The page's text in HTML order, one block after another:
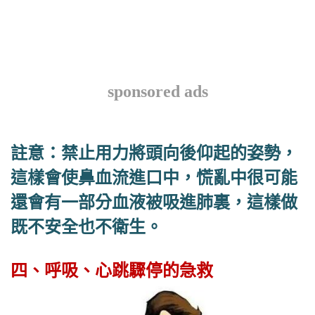
sponsored ads
註意：禁止用力將頭向後仰起的姿勢，
這樣會使鼻血流進口中，慌亂中很可能
還會有一部分血液被吸進肺裏，這樣做
既不安全也不衛生。
四、呼吸、心跳驟停的急救